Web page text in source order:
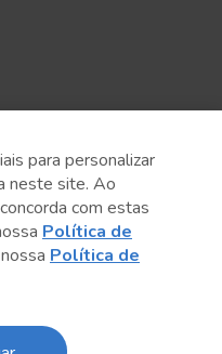
Próximo post
para personalizar
neste site. Ao
com estas
Política de
Política de